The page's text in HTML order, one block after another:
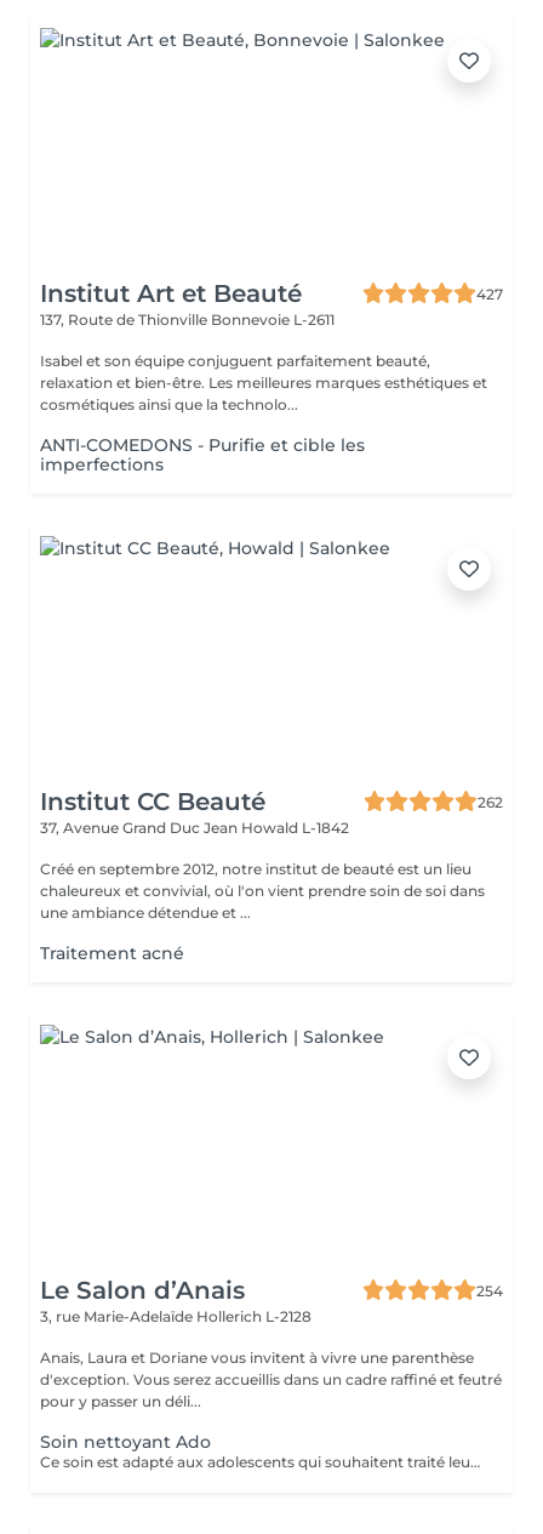
Institut Art et Beauté
427
137, Route de Thionville Bonnevoie L-2611
Isabel et son équipe conjuguent parfaitement beauté,
relaxation et bien-être. Les meilleures marques esthétiques et
cosmétiques ainsi que la technolo...
ANTI-COMEDONS - Purifie et cible les
imperfections
Institut CC Beauté
262
37, Avenue Grand Duc Jean Howald L-1842
Créé en septembre 2012, notre institut de beauté est un lieu
chaleureux et convivial, où l'on vient prendre soin de soi dans
une ambiance détendue et ...
Traitement acné
Le Salon d’Anais
254
3, rue Marie-Adelaïde Hollerich L-2128
Anais, Laura et Doriane vous invitent à vivre une parenthèse
d'exception. Vous serez accueillis dans un cadre raffiné et feutré
pour y passer un déli...
Soin nettoyant Ado
Ce soin est adapté aux adolescents qui souhaitent traité leurs acné ou avoir une peau plus lisse et lumineuse !